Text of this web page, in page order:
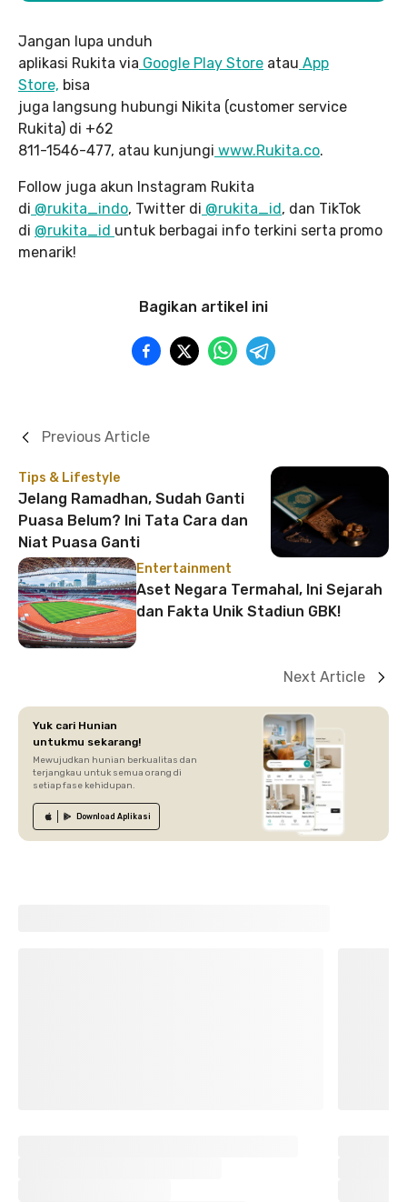
Jangan lupa unduh
aplikasi Rukita via Google Play Store atau App
Store, bisa
juga langsung hubungi Nikita (customer service
Rukita) di +62
811-1546-477, atau kunjungi www.Rukita.co.
Follow juga akun Instagram Rukita
di @rukita_indo, Twitter di @rukita_id, dan TikTok
di @rukita_id untuk berbagai info terkini serta promo
menarik!
Bagikan artikel ini
Tips & Lifestyle
Jelang Ramadhan, Sudah Ganti
Puasa Belum? Ini Tata Cara dan
Niat Puasa Ganti
Previous Article
Entertainment
Aset Negara Termahal, Ini Sejarah
dan Fakta Unik Stadiun GBK!
Next Article
Yuk cari Hunian
untukmu sekarang!
Mewujudkan hunian berkualitas dan
terjangkau untuk semua orang di
setiap fase kehidupan.
Download Aplikasi